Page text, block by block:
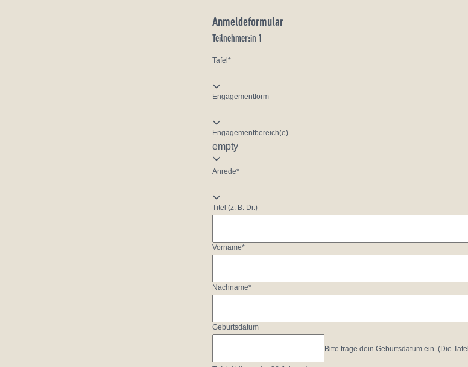
Anmeldeformular
Teilnehmer:in 1
Tafel*
Engagementform
Engagementbereich(e)
empty
Anrede*
Titel (z. B. Dr.)
Vorname*
Nachname*
Geburtsdatum
Bitte trage dein Geburtsdatum ein. (Die